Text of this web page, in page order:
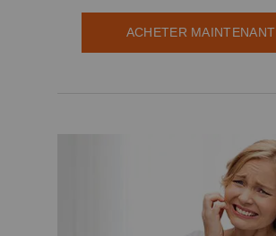
ACHETER MAINTENANT